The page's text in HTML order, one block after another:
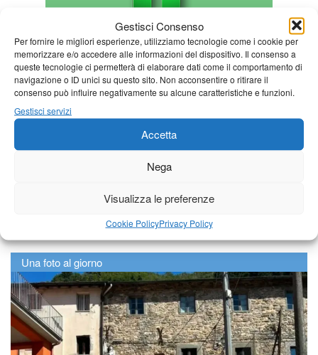
Gestisci Consenso
Per fornire le migliori esperienze, utilizziamo tecnologie come i cookie per
memorizzare e/o accedere alle informazioni del dispositivo. Il consenso a
queste tecnologie ci permetterà di elaborare dati come il comportamento di
navigazione o ID unici su questo sito. Non acconsentire o ritirare il
consenso può influire negativamente su alcune caratteristiche e funzioni.
Gestisci servizi
Accetta
Nega
Visualizza le preferenze
Cookie PolicyPrivacy Policy
Una foto al giorno